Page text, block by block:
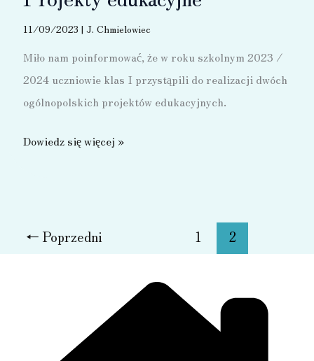
11/09/2023 | J. Chmielowiec
Miło nam poinformować, że w roku szkolnym 2023 /
2024 uczniowie klas I przystąpili do realizacji dwóch
ogólnopolskich projektów edukacyjnych.
Projekty
Dowiedz się więcej »
← Poprzedni 1 2